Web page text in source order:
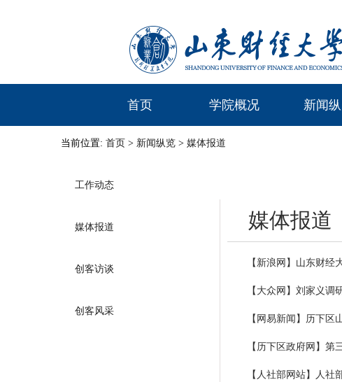
首页 学院概况 新闻
当前位置: 首页 > 新闻纵览 > 媒体报道
工作动态
媒体报道
创客访谈
创客风采
媒体报道
【新浪网】山东财
【大众网】刘家义调
【网易新闻】历下
【历下区政府网】
【人社部网站】人社